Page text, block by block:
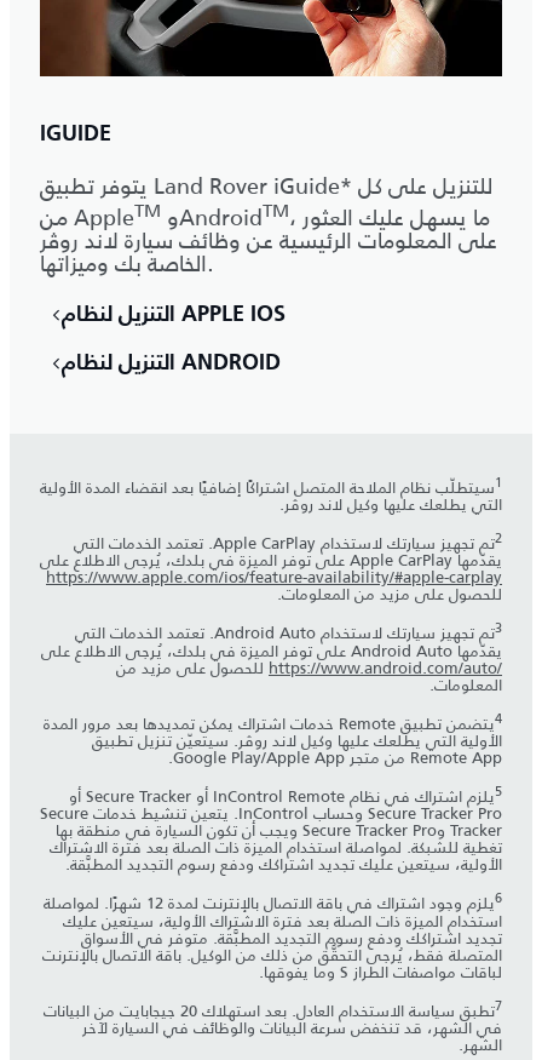
IGUIDE
يتوفر تطبيق Land Rover iGuide* للتنزيل على كل
من AppleTM ‎ وAndroidTM‎، ما يسهل عليك العثور
على المعلومات الرئيسية عن وظائف سيارة لاند روڤر
الخاصة بك وميزاتها.
التنزيل لنظام APPLE IOS
التنزيل لنظام ANDROID
1‎سيتطلّب نظام الملاحة المتصل اشتراكًا إضافيًا بعد انقضاء المدة الأولية
التي يطلعك عليها وكيل لاند روڤر.
2 تم تجهيز سيارتك لاستخدام Apple CarPlay. تعتمد الخدمات التي
يقدّمها Apple CarPlay على توفر الميزة في بلدك، يُرجى الاطلاع على
https://www.apple.com/ios/feature-availability/#apple-carplay
للحصول على مزيد من المعلومات.
3 تم تجهيز سيارتك لاستخدام Android Auto. تعتمد الخدمات التي
يقدّمها Android Auto على توفر الميزة في بلدك، يُرجى الاطلاع على
https://www.android.com/auto/‎ للحصول على مزيد من
المعلومات.
4 يتضمن تطبيق Remote خدمات اشتراك يمكن تمديدها بعد مرور المدة
الأولية التي يطلعك عليها وكيل لاند روڤر. سيتعيّن تنزيل تطبيق
Remote App من متجر Apple App‏/Google Play.
5 يلزم اشتراك في نظام InControl Remote أو Secure Tracker أو
Secure Tracker Pro وحساب InControl. يتعين تنشيط خدمات Secure
Tracker وSecure Tracker Pro ويجب أن تكون السيارة في منطقة بها
تغطية للشبكة. لمواصلة استخدام الميزة ذات الصلة بعد فترة الاشتراك
الأولية، سيتعين عليك تجديد اشتراكك ودفع رسوم التجديد المطبَّقة.
6 يلزم وجود اشتراك في باقة الاتصال بالإنترنت لمدة 12 شهرًا. لمواصلة
استخدام الميزة ذات الصلة بعد فترة الاشتراك الأولية، سيتعين عليك
تجديد اشتراكك ودفع رسوم التجديد المطبَّقة. متوفر في الأسواق
المتصلة فقط، يُرجى التحقُّق من ذلك من الوكيل. باقة الاتصال بالإنترنت
لباقات مواصفات الطراز S وما يفوقها.
7 تطبق سياسة الاستخدام العادل. بعد استهلاك 20 جيجابايت من البيانات
في الشهر، قد تنخفض سرعة البيانات والوظائف في السيارة لآخر
الشهر.